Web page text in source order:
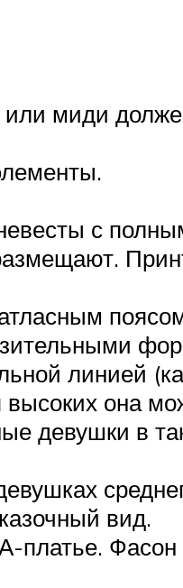
или миди
с
линией
она
девушки в
вид.
платье. Фасон